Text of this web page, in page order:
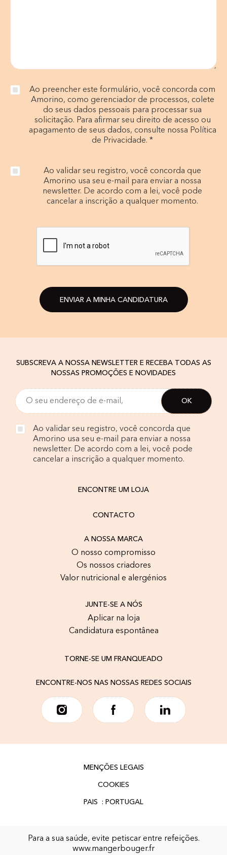
Ao preencher este formulário, você concorda com
Amorino, como gerenciador de processos, colete
do seus dados pessoais para processar sua
solicitação. Para afirmar seu direito de acesso ou
apagamento de seus dados, consulte nossa Política
de Privacidade. *
Ao validar seu registro, você concorda que
Amorino usa seu e-mail para enviar a nossa
newsletter. De acordo com a lei, você pode
cancelar a inscrição a qualquer momento.
ENVIAR A MINHA CANDIDATURA
SUBSCREVA A NOSSA NEWSLETTER E RECEBA TODAS AS
NOSSAS PROMOÇÕES E NOVIDADES
Ao validar seu registro, você concorda que
Amorino usa seu e-mail para enviar a nossa
newsletter. De acordo com a lei, você pode
cancelar a inscrição a qualquer momento.
ENCONTRE UM LOJA
CONTACTO
A NOSSA MARCA
O nosso compromisso
Os nossos criadores
Valor nutricional e alergénios
JUNTE-SE A NÓS
Aplicar na loja
Candidatura espontânea
TORNE-SE UM FRANQUEADO
ENCONTRE-NOS NAS NOSSAS REDES SOCIAIS
MENÇÕES LEGAIS
COOKIES
Para a sua saúde, evite petiscar entre refeições.
www.mangerbouger.fr